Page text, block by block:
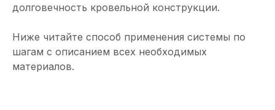
долговечность кровельной конструкции.
Ниже читайте способ применения системы по
шагам с описанием всех необходимых
материалов.